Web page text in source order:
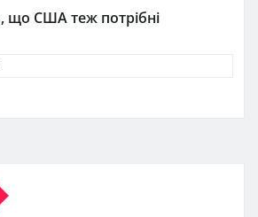
що США теж потрібні